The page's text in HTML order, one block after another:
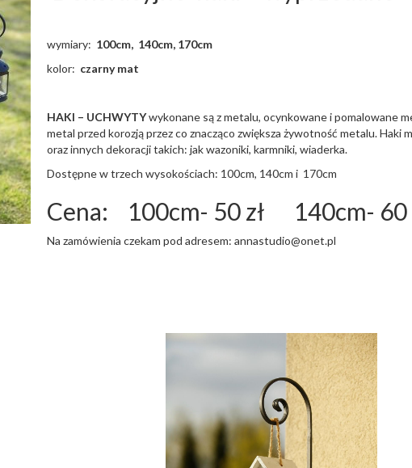
wymiary: 100cm, 140cm, 170cm
kolor: czarny mat
HAKI – UCHWYTYwykonane są z metalu, ocynkowane i pomalowane
metal przed korozją przez co znacząco zwiększa żywotność metalu.
oraz innych dekoracji takich: jak wazoniki, karmniki, wiaderka.
Dostępne w trzech wysokościach: 100cm, 140cm i 170cm
Cena: 100cm- 50 zł 140cm-
Na zamówienia czekam pod adresem: annastudio@onet.pl